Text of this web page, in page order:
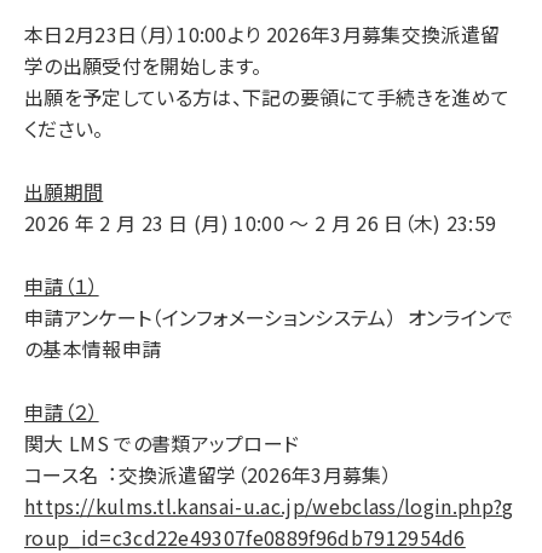
本⽇2月23日（月）10:00より 2026年3⽉募集交換派遣留
学の出願受付を開始します。
出願を予定している⽅は、下記の要領にて⼿続きを進めて
ください。
出願期間
2026 年 2 ⽉ 23 ⽇ (月) 10:00 〜 2 ⽉ 26 ⽇（木) 23:59
申請（１）
申請アンケート（インフォメーションシステム） オンラインで
の基本情報申請
申請（２）
関⼤ LMS での書類アップロード
コース名︓交換派遣留学（2026年3月募集）
https://kulms.tl.kansai-u.ac.jp/webclass/login.php?g
roup_id=c3cd22e49307fe0889f96db7912954d6